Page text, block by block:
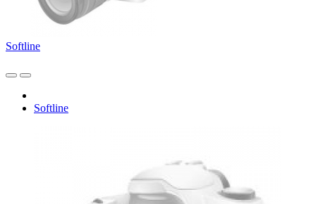
Softline
Softline